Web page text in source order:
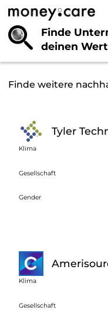
Finde
deinen
Finde weitere
Tyler
Klima
Gesellschaft
Gender
Klima
Gesellschaft